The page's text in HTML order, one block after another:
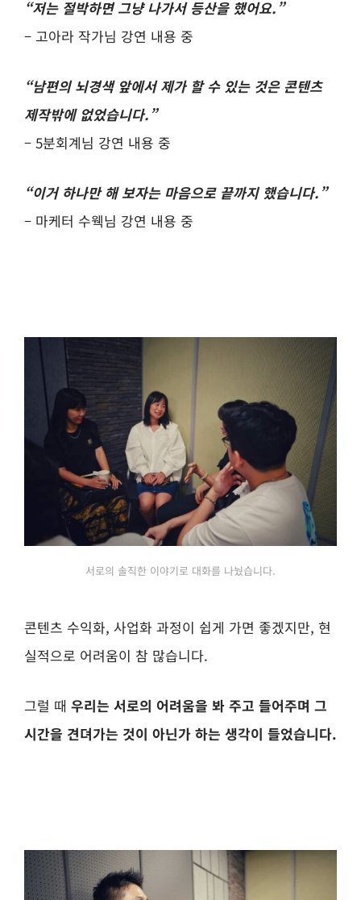
“저는 절박하면 그냥 나가서 등산을 했어요.”
– 고아라 작가님 강연 내용 중
“남편의 뇌경색 앞에서 제가 할 수 있는 것은 콘텐츠
제작밖에 없었습니다.”
– 5분회계님 강연 내용 중
“이거 하나만 해 보자는 마음으로 끝까지 했습니다.”
– 마케터 수웩님 강연 내용 중
서로의 솔직한 이야기로 대화를 나눴습니다.
콘텐츠 수익화, 사업화 과정이 쉽게 가면 좋겠지만, 현
실적으로 어려움이 참 많습니다.
그럴 때 우리는 서로의 어려움을 봐 주고 들어주며 그
시간을 견뎌가는 것이 아닌가 하는 생각이 들었습니다.